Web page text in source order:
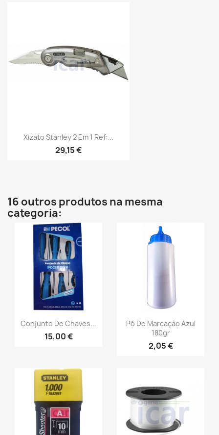
Xizato Stanley 2 Em 1 Ref:...
29,15 €
16 outros produtos na mesma
categoria:
Conjunto De Chaves...
15,00 €
Pó De Marcação Azul
180gr
2,05 €